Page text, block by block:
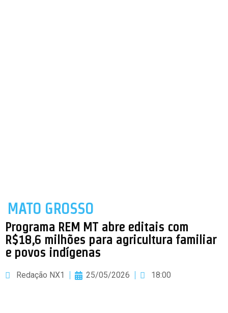
MATO GROSSO
Programa REM MT abre editais com
R$18,6 milhões para agricultura familiar
e povos indígenas
Redação NX1 25/05/2026 18:00